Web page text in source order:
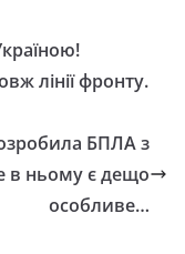
лінії фронту.
БПЛА з
в ньому є дещо
особливе…